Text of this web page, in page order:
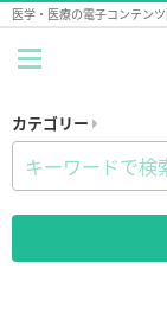
医学・医療の電子コンテン
カテゴリー